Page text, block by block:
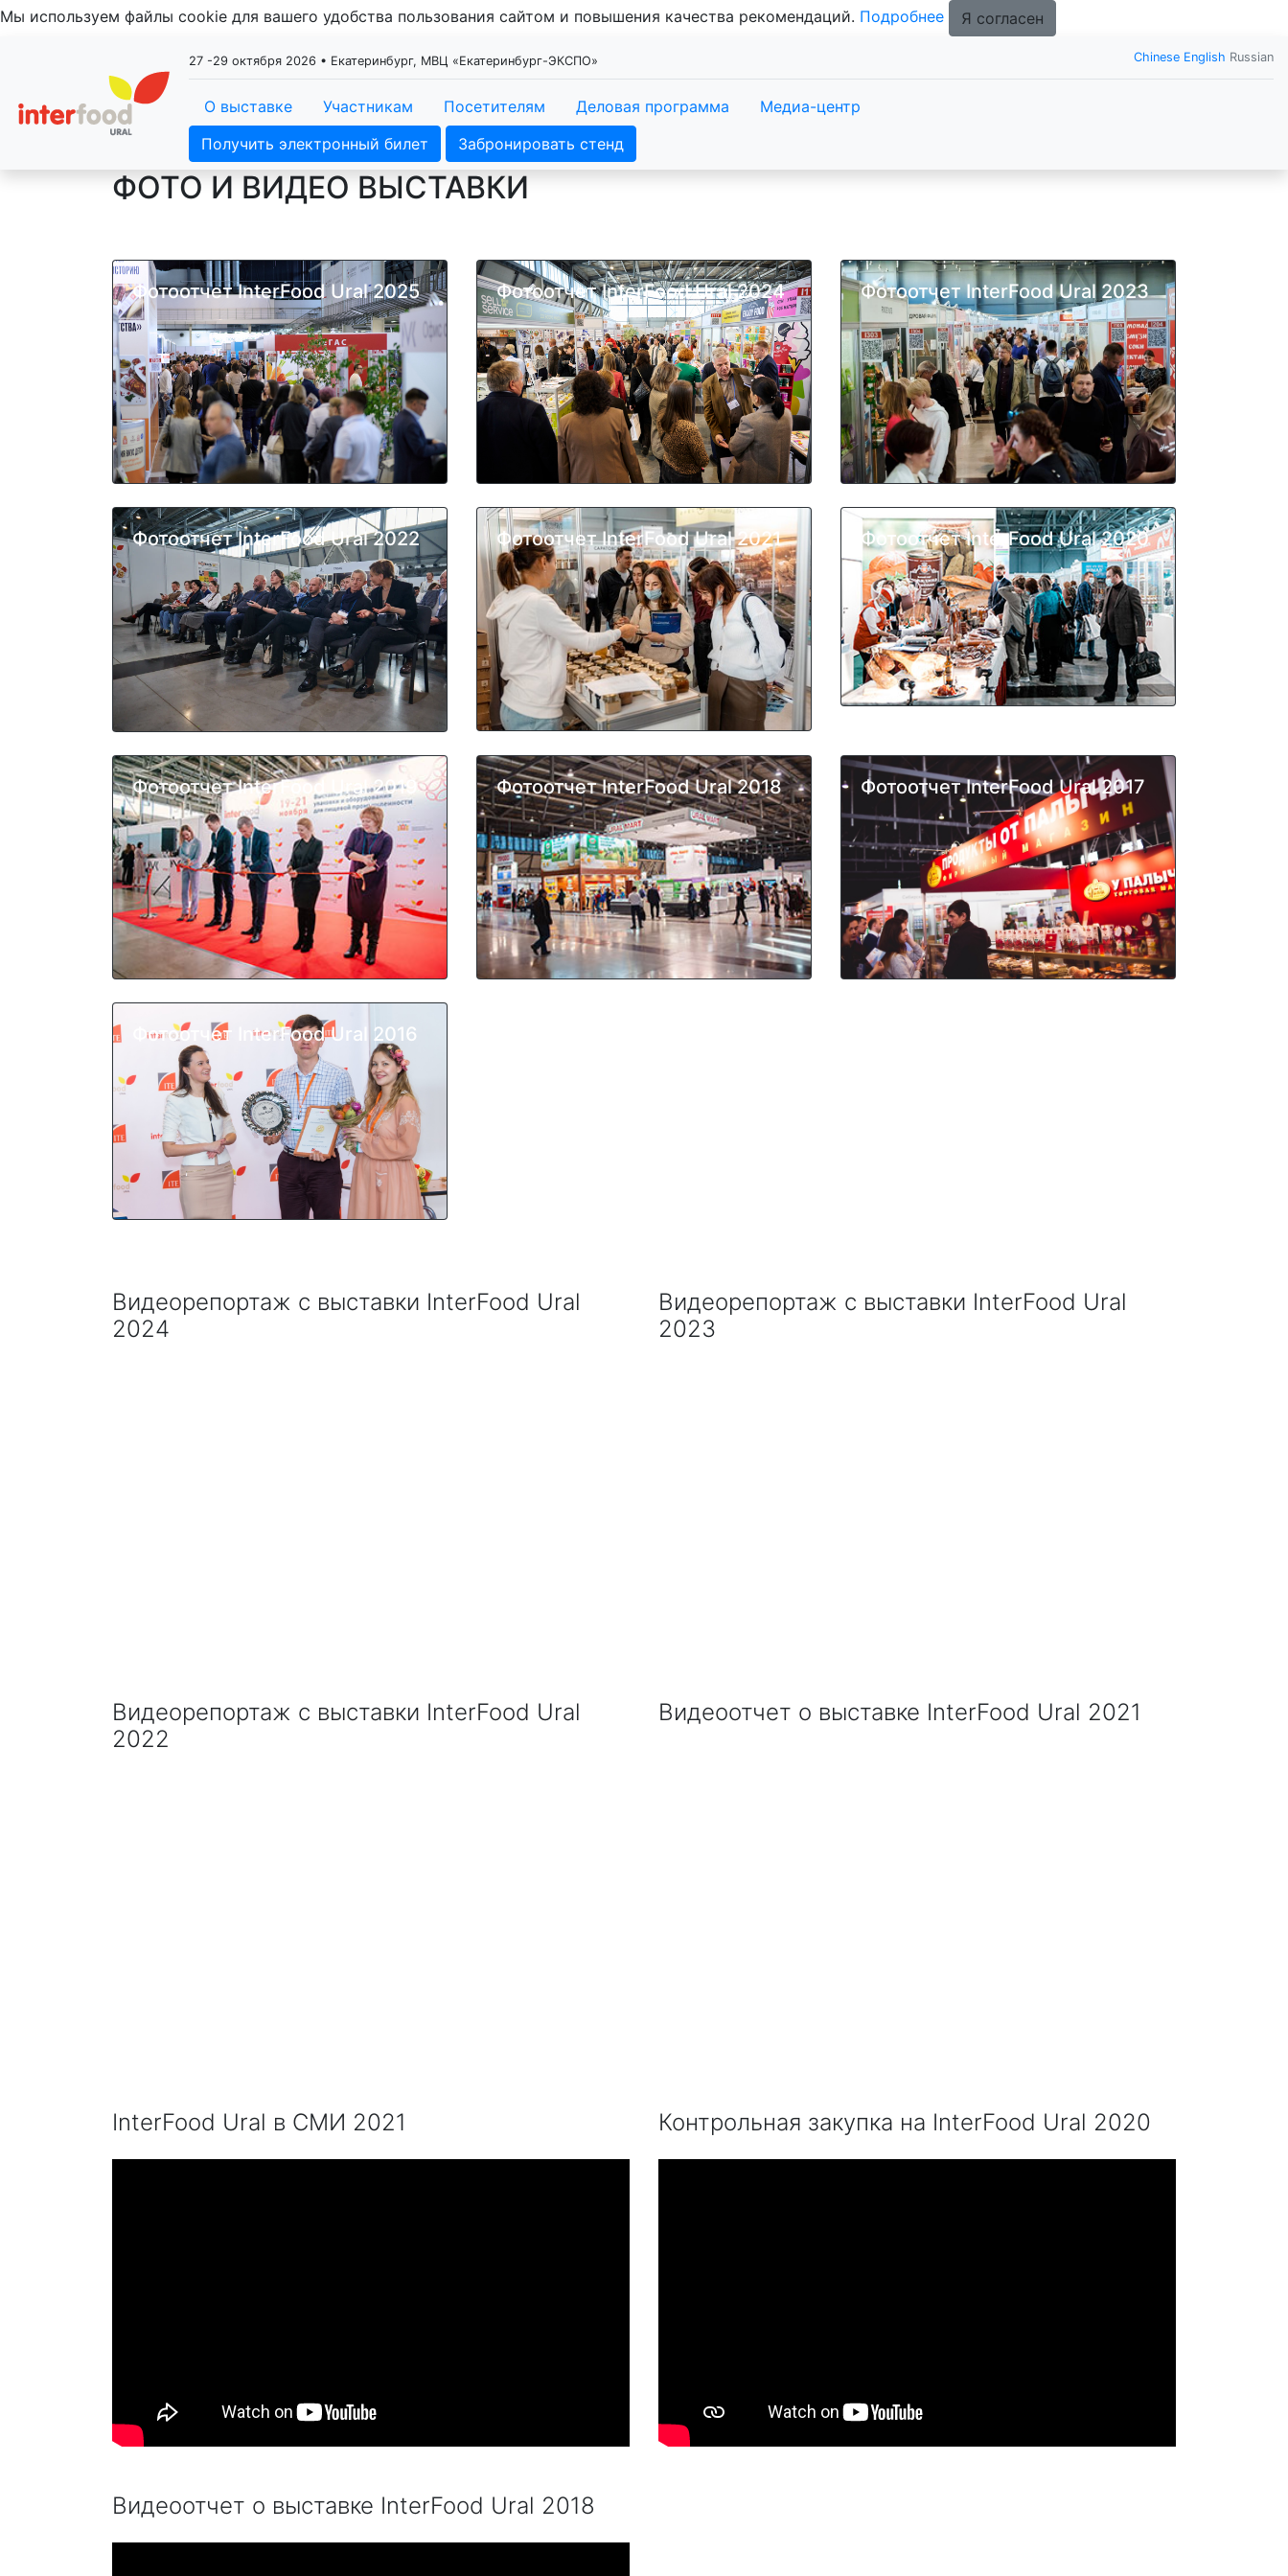
Мы используем файлы cookie для вашего удобства пользования сайтом и повышения качества рекомендаций. Подробнее Я согласен
27 -29 октября 2026 • Екатеринбург, МВЦ «Екатеринбург-ЭКСПО» Chinese English Russian
О выставке Участникам Посетителям Деловая программа
Медиа-центр
Получить электронный билет
Забронировать стенд
ФОТО И ВИДЕО ВЫСТАВКИ
Фотоотчет InterFood Ural 2025 Фотоотчет InterFood Ural 2024 Фотоотчет InterFood Ural 2023
Фотоотчет InterFood Ural 2022 Фотоотчет InterFood Ural 2021 Фотоотчет InterFood Ural 2020
Фотоотчет InterFood Ural 2019 Фотоотчет InterFood Ural 2018 Фотоотчет InterFood Ural 2017
Фотоотчет InterFood Ural 2016
Видеорепортаж с выставки InterFood Ural
2024
Видеорепортаж с выставки InterFood Ural
2023
Видеорепортаж с выставки InterFood Ural
2022
Видеоотчет о выставке InterFood Ural 2021
InterFood Ural в СМИ 2021 Контрольная закупка на InterFood Ural 2020
Видеоотчет о выставке InterFood Ural 2018